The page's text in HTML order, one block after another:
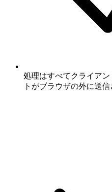
処理はすべてクライア
トがブラウザの外に送